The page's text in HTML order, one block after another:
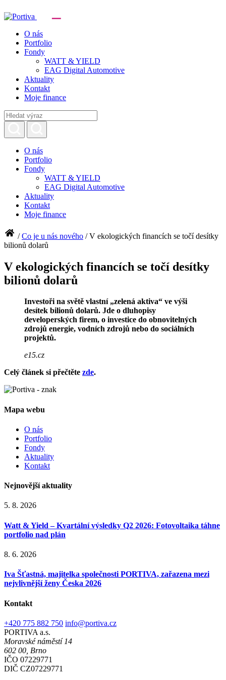
O nás
Portfolio
Fondy
WATT & YIELD
EAG Digital Automotive
Aktuality
Kontakt
Moje finance
O nás
Portfolio
Fondy
WATT & YIELD
EAG Digital Automotive
Aktuality
Kontakt
Moje finance
/Co je u nás nového /V ekologických financích se točí desítky
bilionů dolarů
V ekologických financích se točí desítky
bilionů dolarů
Investoři na světě vlastní „zelená aktiva“ ve výši
desítek bilionů dolarů. Jde o dluhopisy
developerských firem, o investice do obnovitelných
zdrojů energie, vodních zdrojů nebo do sociálních
projektů.
e15.cz
Celý článek si přečtěte zde.
Mapa webu
O nás
Portfolio
Fondy
Aktuality
Kontakt
Nejnovější aktuality
5. 8. 2026
Watt & Yield – Kvartální výsledky Q2 2026: Fotovoltaika táhne
portfolio nad plán
8. 6. 2026
Iva Šťastná, majitelka společnosti PORTIVA, zařazena mezi
nejvlivnější ženy Česka 2026
Kontakt
+420 775 882 750 info@portiva.cz
PORTIVA a.s.
Moravské náměstí 14
602 00, Brno
IČO 07229771
DIČ CZ07229771